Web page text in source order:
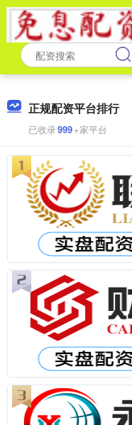
正规配资平台排行
已收录999+家平台